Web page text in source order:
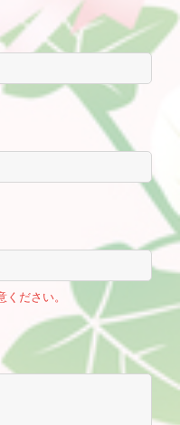
ださい。